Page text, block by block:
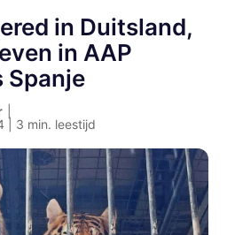
in Duitsland,
in AAP
Spanje
| 3 min. leestijd